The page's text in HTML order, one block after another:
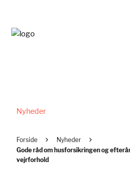
Nyheder
Forside
Nyheder
Gode råd om husforsikringen og
vejrforhold